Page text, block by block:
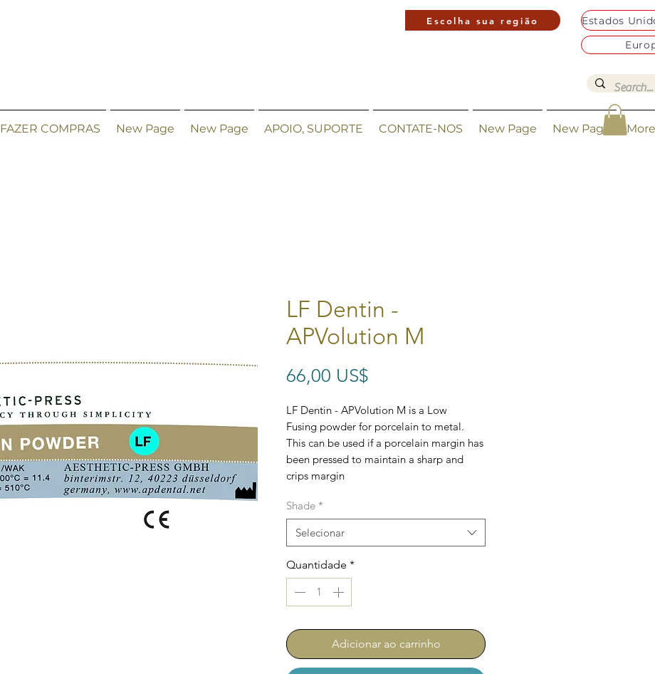
Escolha sua região
FAZER COMPRAS New Page New Page APOIO, SUPORTE CONTATE-NOS New Page New Page More
LF Dentin -
APVolution M
66,00 US$
LF Dentin - APVolution M is a Low
Fusing powder for porcelain to metal.
This can be used if a porcelain margin has
been pressed to maintain a sharp and
crips margin
Shade *
Selecionar
Quantidade *
Adicionar ao carrinho